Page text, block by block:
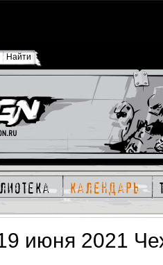
календарь
июня 2021